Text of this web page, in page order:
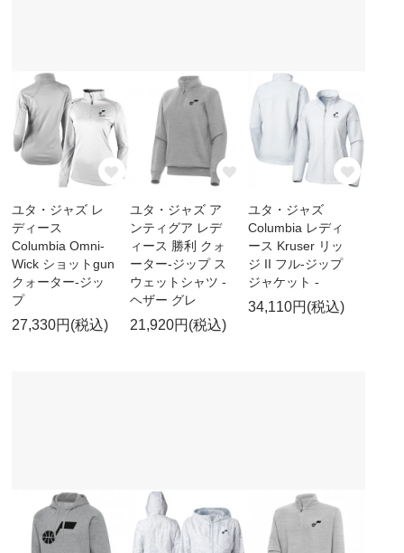
ユタ・ジャズ レ
ディース
Columbia Omni-
Wick ショットgun
クォーター-ジッ
プ
27,330円(税込)
ユタ・ジャズ ア
ンティグア レデ
ィース 勝利 クォ
ーター-ジップ ス
ウェットシャツ -
ヘザー グレ
21,920円(税込)
ユタ・ジャズ
Columbia レディ
ース Kruser リッ
ジ II フル-ジップ
ジャケット -
34,110円(税込)